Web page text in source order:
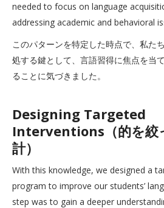
needed to focus on language
addressing academic and behavioral
このパターンを特定した時点で、私た
処する鍵として、言語習得に焦点を当
ることに気づきました。
Designing Targeted
Interventions（的を絞
計）
With this knowledge, we designed a
program to improve our students’
step was to gain a deeper